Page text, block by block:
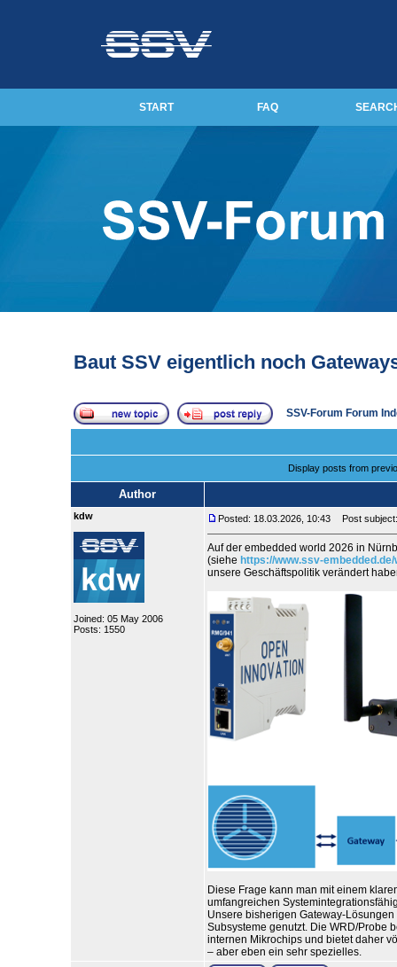
START FAQ
Baut SSV eigentlich noch
SSV-Forum Forum
Display posts from
Author
kdw
Joined: 05 May 2006
Posts: 1550
Posted: 18.03.2026, 10:43 Post
Auf der embedded world 2026 in
(siehe https://www.ssv-
unsere Geschäftspolitik verändert
Diese Frage kann man mit einem
umfangreichen
Unsere bisherigen Gateway-
Subsysteme genutzt. Die WRD/Probe
internen Mikrochips und bietet daher
– aber eben ein sehr spezielles.